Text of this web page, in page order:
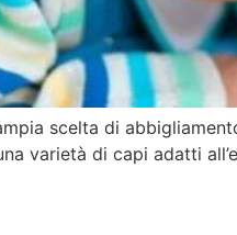
scelta di
varietà di capi adatti